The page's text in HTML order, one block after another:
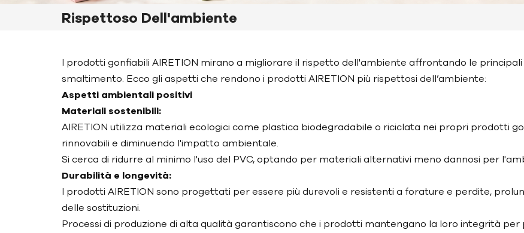
Rispettoso Dell'ambiente
I prodotti gonfiabili AIRETION mirano a migliorare il rispetto dell'ambiente affrontando le
smaltimento. Ecco gli aspetti che rendono i prodotti AIRETION più rispettosi dell’ambiente:
Aspetti ambientali positivi
Materiali sostenibili:
AIRETION utilizza materiali ecologici come plastica biodegradabile o riciclata nei propri prodotti
rinnovabili e diminuendo l'impatto ambientale.
Si cerca di ridurre al minimo l'uso del PVC, optando per materiali alternativi meno dannosi per
Durabilità e longevità:
I prodotti AIRETION sono progettati per essere più durevoli e resistenti a forature e perdite,
delle sostituzioni.
Processi di produzione di alta qualità garantiscono che i prodotti mantengano la loro integrità per